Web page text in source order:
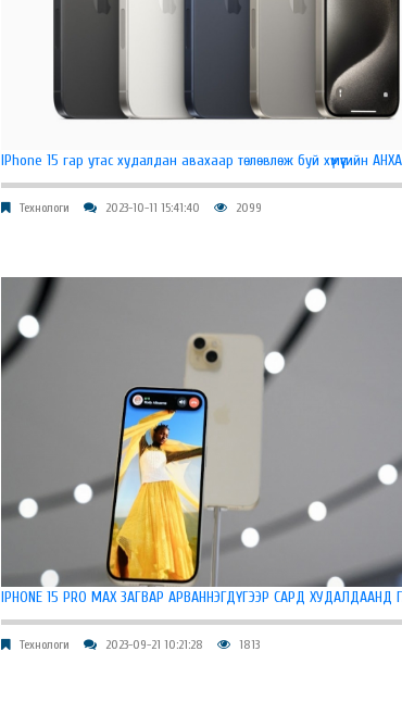
IPhone 15 гар утас худалдан авахаар төлөвлөж буй хүмүүсийн
Технологи 2023-10-11 15:41:40 2099
IPHONE 15 PRO MAX ЗАГВАР АРВАННЭГДҮГЭЭР САРД ХУДАЛДААНД
Технологи 2023-09-21 10:21:28 1813